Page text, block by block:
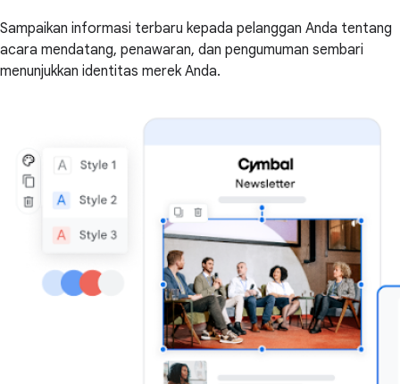
Sampaikan informasi terbaru kepada pelanggan Anda tentang
acara mendatang, penawaran, dan pengumuman sembari
menunjukkan identitas merek Anda.